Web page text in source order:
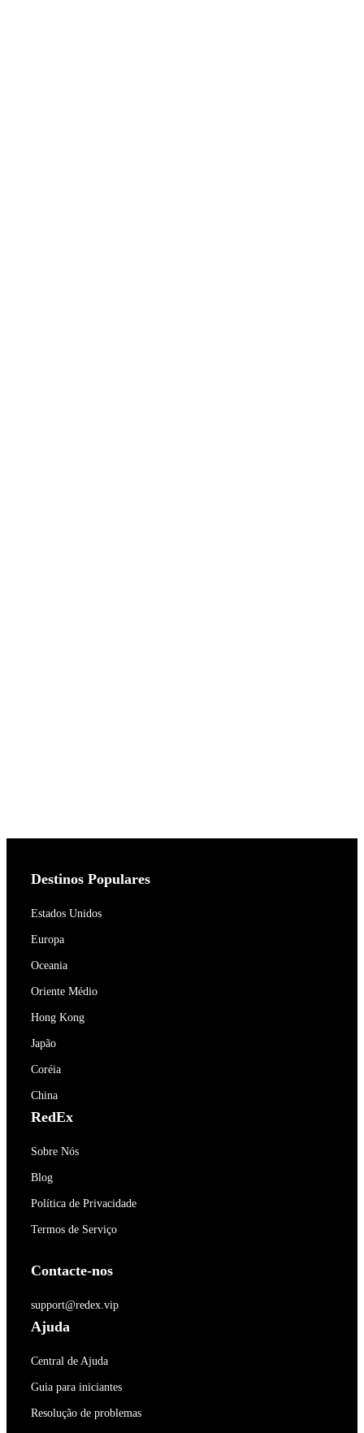
Destinos Populares
Estados Unidos
Europa
Oceania
Oriente Médio
Hong Kong
Japão
Coréia
China
RedEx
Sobre Nós
Blog
Política de Privacidade
Termos de Serviço
Contacte-nos
support@redex.vip
Ajuda
Central de Ajuda
Guia para iniciantes
Resolução de problemas